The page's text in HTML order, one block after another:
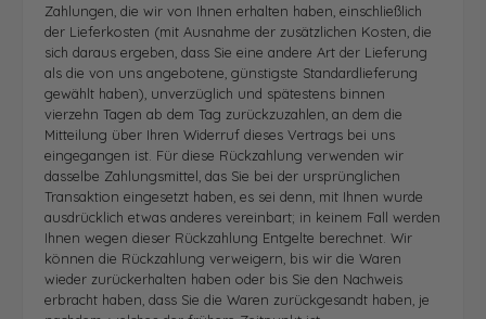
Zahlungen, die wir von Ihnen erhalten haben, einschließlich
der Lieferkosten (mit Ausnahme der zusätzlichen Kosten, die
sich daraus ergeben, dass Sie eine andere Art der Lieferung
als die von uns angebotene, günstigste Standardlieferung
gewählt haben), unverzüglich und spätestens binnen
vierzehn Tagen ab dem Tag zurückzuzahlen, an dem die
Mitteilung über Ihren Widerruf dieses Vertrags bei uns
eingegangen ist. Für diese Rückzahlung verwenden wir
dasselbe Zahlungsmittel, das Sie bei der ursprünglichen
Transaktion eingesetzt haben, es sei denn, mit Ihnen wurde
ausdrücklich etwas anderes vereinbart; in keinem Fall werden
Ihnen wegen dieser Rückzahlung Entgelte berechnet. Wir
können die Rückzahlung verweigern, bis wir die Waren
wieder zurückerhalten haben oder bis Sie den Nachweis
erbracht haben, dass Sie die Waren zurückgesandt haben, je